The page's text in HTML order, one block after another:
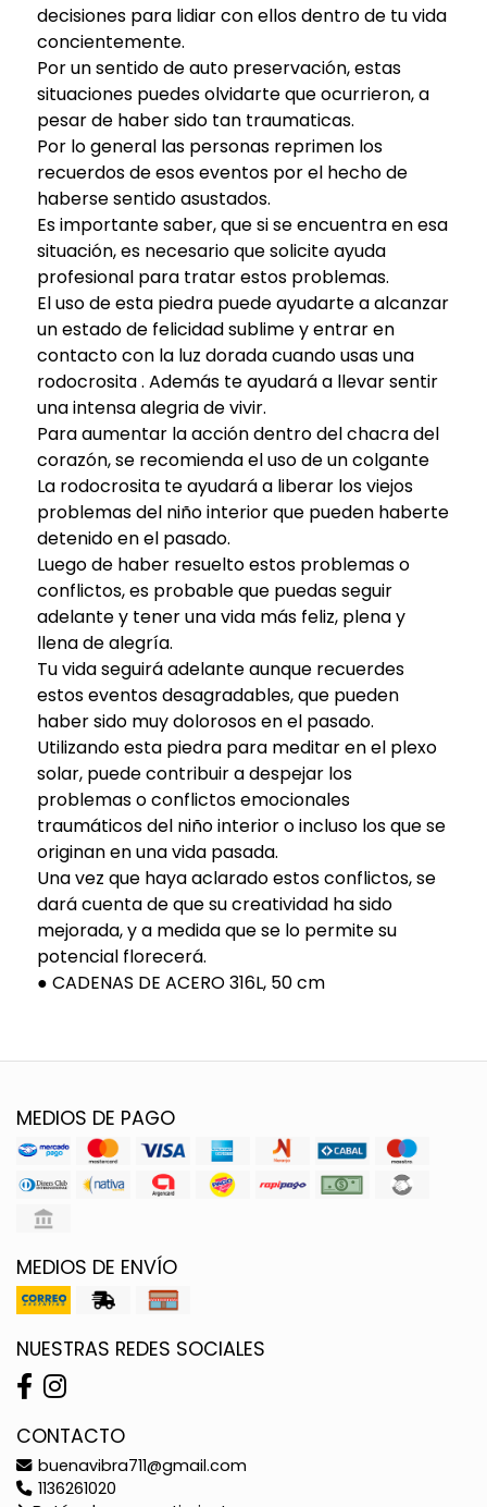
decisiones para lidiar con ellos dentro de tu vida
concientemente.
Por un sentido de auto preservación, estas
situaciones puedes olvidarte que ocurrieron, a
pesar de haber sido tan traumaticas.
Por lo general las personas reprimen los
recuerdos de esos eventos por el hecho de
haberse sentido asustados.
Es importante saber, que si se encuentra en esa
situación, es necesario que solicite ayuda
profesional para tratar estos problemas.
El uso de esta piedra puede ayudarte a alcanzar
un estado de felicidad sublime y entrar en
contacto con la luz dorada cuando usas una
rodocrosita . Además te ayudará a llevar sentir
una intensa alegria de vivir.
Para aumentar la acción dentro del chacra del
corazón, se recomienda el uso de un colgante
La rodocrosita te ayudará a liberar los viejos
problemas del niño interior que pueden haberte
detenido en el pasado.
Luego de haber resuelto estos problemas o
conflictos, es probable que puedas seguir
adelante y tener una vida más feliz, plena y
llena de alegría.
Tu vida seguirá adelante aunque recuerdes
estos eventos desagradables, que pueden
haber sido muy dolorosos en el pasado.
Utilizando esta piedra para meditar en el plexo
solar, puede contribuir a despejar los
problemas o conflictos emocionales
traumáticos del niño interior o incluso los que se
originan en una vida pasada.
Una vez que haya aclarado estos conflictos, se
dará cuenta de que su creatividad ha sido
mejorada, y a medida que se lo permite su
potencial florecerá.
● CADENAS DE ACERO 316L, 50 cm
MEDIOS DE PAGO
MEDIOS DE ENVÍO
NUESTRAS REDES SOCIALES
CONTACTO
buenavibra711@gmail.com
1136261020